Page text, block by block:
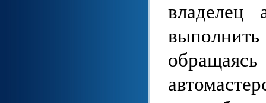
владелец